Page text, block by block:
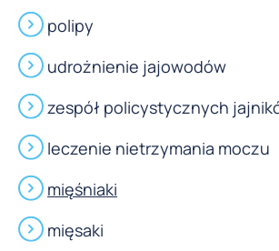
polipy
udrożnienie jajowodów
zespół policystycznych
leczenie nietrzymania moczu
mięśniaki
mięsaki